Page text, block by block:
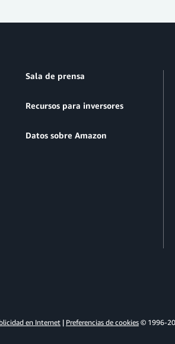
Sala de prensa
Recursos para inversores
Datos sobre Amazon
en Internet | Preferencias de cookies © 1996-